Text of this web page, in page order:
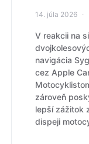
14. júla 2026
V reakcii na
navigácia
cez Apple
zároveň
lepší zážitok
dispeji